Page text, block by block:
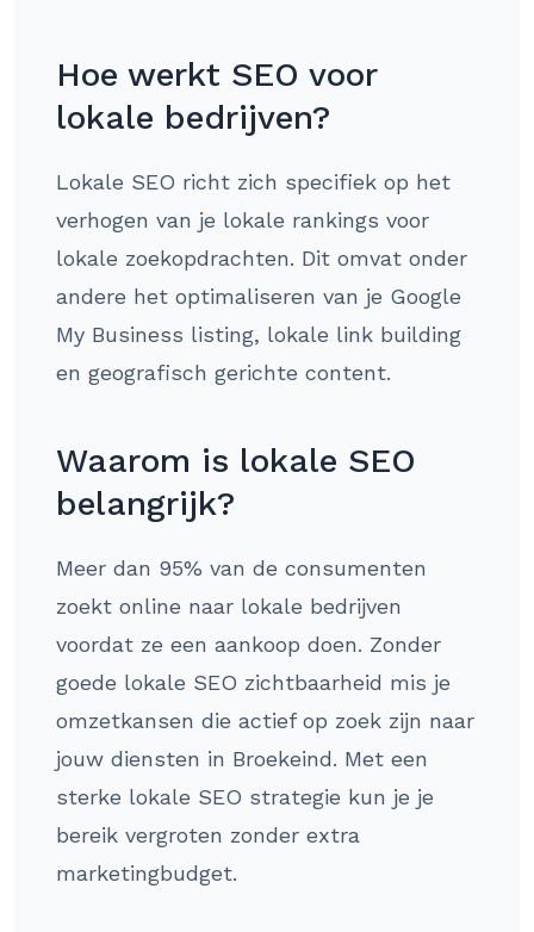
Hoe werkt SEO voor
lokale bedrijven?
Lokale SEO richt zich specifiek op het
verhogen van je lokale rankings voor
lokale zoekopdrachten. Dit omvat onder
andere het optimaliseren van je Google
My Business listing, lokale link building
en geografisch gerichte content.
Waarom is lokale SEO
belangrijk?
Meer dan 95% van de consumenten
zoekt online naar lokale bedrijven
voordat ze een aankoop doen. Zonder
goede lokale SEO zichtbaarheid mis je
omzetkansen die actief op zoek zijn naar
jouw diensten in Broekeind. Met een
sterke lokale SEO strategie kun je je
bereik vergroten zonder extra
marketingbudget.